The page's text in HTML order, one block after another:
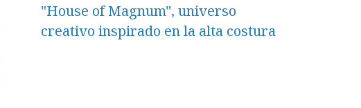
"House of Magnum", universo
creativo inspirado en la alta costura